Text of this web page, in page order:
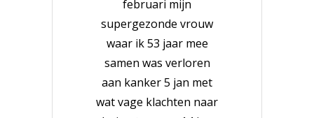
februari mijn
supergezonde vrouw
waar ik 53 jaar mee
samen was verloren
aan kanker 5 jan met
wat vage klachten naar